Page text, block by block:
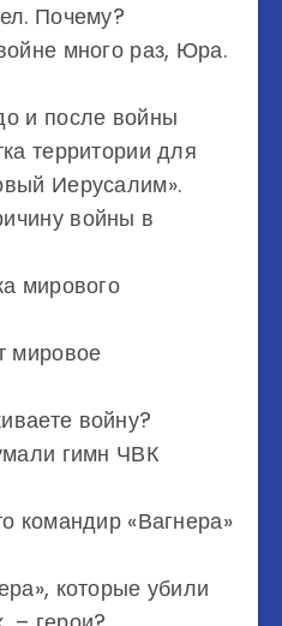
Почему?
много раз, Юра.
и после войны
территории для
Иерусалим».
войны в
мирового
мировое
войну?
гимн ЧВК
командир «Вагнера»
которые убили